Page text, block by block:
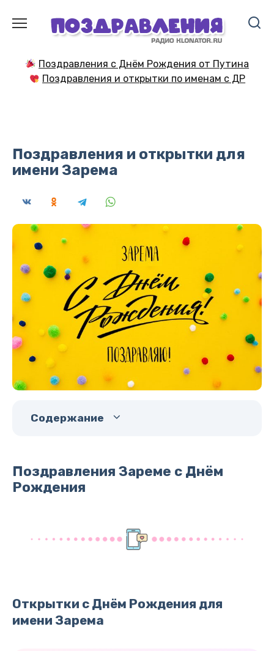
содержанию
Поздравления с Днём Рождения от Путина
Поздравления и открытки по именам с ДР
Поздравления и открытки для
имени Зарема
Содержание
Поздравления Зареме с Днём
Рождения
Открытки с Днём Рождения для
имени Зарема